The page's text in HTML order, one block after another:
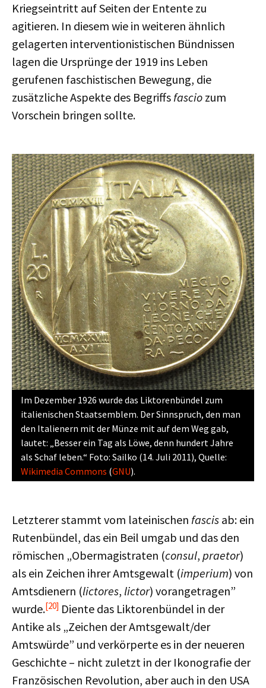
Kriegseintritt auf Seiten der Entente zu
agitieren. In diesem wie in weiteren ähnlich
gelagerten interventionistischen Bündnissen
lagen die Ursprünge der 1919 ins Leben
gerufenen faschistischen Bewegung, die
zusätzliche Aspekte des Begriffs fascio zum
Vorschein bringen sollte.
Im Dezember 1926 wurde das Liktorenbündel zum
italienischen Staatsemblem. Der Sinnspruch, den man
den Italienern mit der Münze mit auf dem Weg gab,
lautet: „Besser ein Tag als Löwe, denn hundert Jahre
als Schaf leben.“ Foto: Sailko (14. Juli 2011), Quelle:
Wikimedia Commons (GNU).
Letzterer stammt vom lateinischen fascis ab: ein
Rutenbündel, das ein Beil umgab und das den
römischen „Obermagistraten (consul, praetor)
als ein Zeichen ihrer Amtsgewalt (imperium) von
Amtsdienern (lictores, lictor) vorangetragen”
wurde.[20] Diente das Liktorenbündel in der
Antike als „Zeichen der Amtsgewalt/der
Amtswürde” und verkörperte es in der neueren
Geschichte – nicht zuletzt in der Ikonografie der
Französischen Revolution, aber auch in den USA